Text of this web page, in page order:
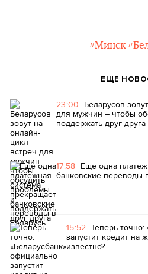
#Минск
ЕЩЕ
23:00 Беларусов
для мужчин – чтобы
поддержать друг друга
17:58 Еще одна
банковские переводы
15:52 Теперь
запустит кредит на
известно?